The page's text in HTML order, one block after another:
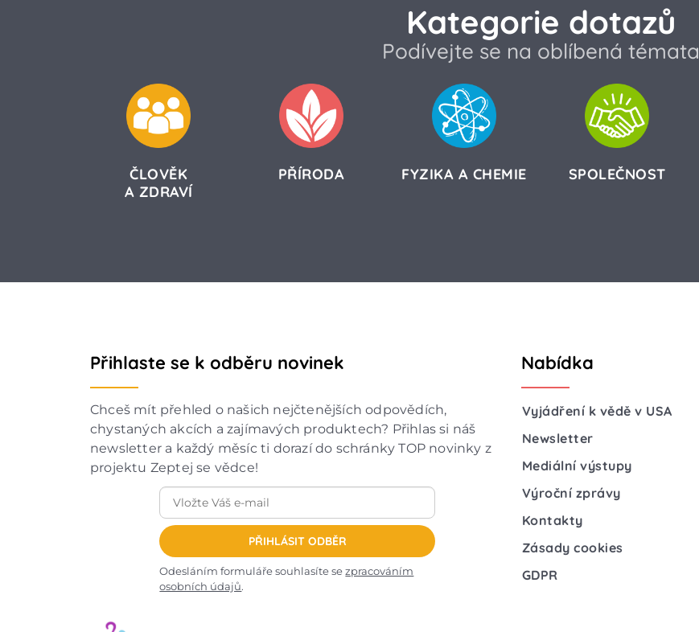
Kategorie dotazů
Podívejte se na oblíbená témata
ČLOVĚK
A ZDRAVÍ
PŘÍRODA FYZIKA A CHEMIE SPOLEČNOST
Přihlaste se k odběru novinek
Chceš mít přehled o našich nejčtenějších odpovědích,
chystaných akcích a zajímavých produktech? Přihlas si náš
newsletter a každý měsíc ti dorazí do schránky TOP novinky z
projektu Zeptej se vědce!
PŘIHLÁSIT ODBĚR
Odesláním formuláře souhlasíte sezpracováním
osobních údajů.
Nabídka
Vyjádření k vědě v USA
Newsletter
Mediální výstupy
Výroční zprávy
Kontakty
Zásady cookies
GDPR